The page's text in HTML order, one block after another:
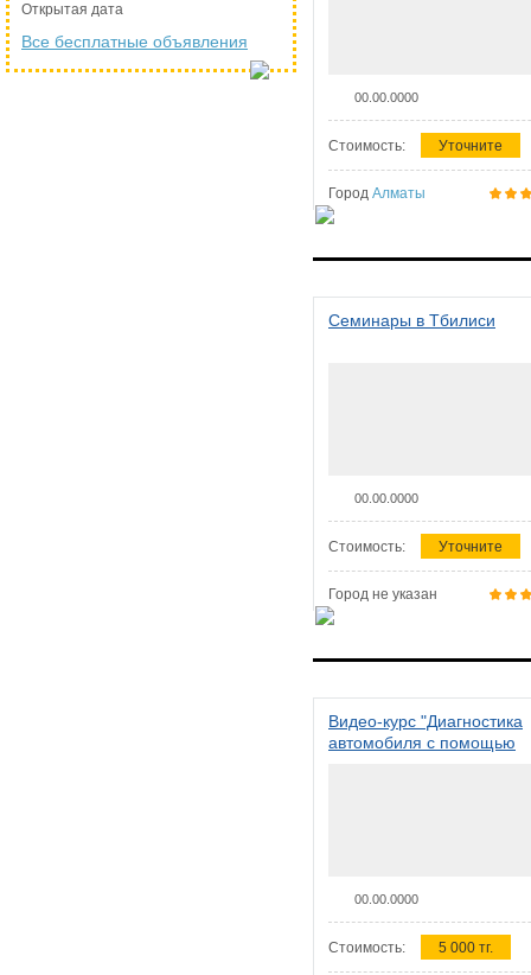
Открытая дата
Все бесплатные объявления
00.00.0000
Стоимость: Уточните
Город Алматы
Семинары в Тбилиси
00.00.0000
Стоимость: Уточните
Город не указан
Видео-курс "Диагностика
автомобиля с помощью
00.00.0000
Стоимость: 5 000 тг.